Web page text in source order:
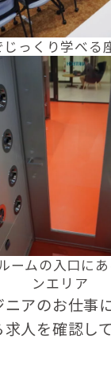
っくり学べる
ームの入口に
ンエリア
アのお仕事
人を確認し